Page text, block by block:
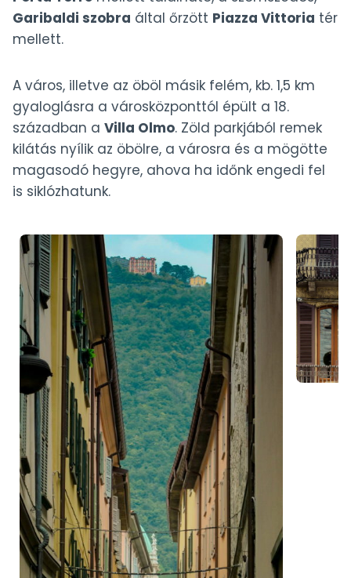
Garibaldi szobra által őrzött Piazza Vittoria tér
mellett.
A város, illetve az öböl másik felém, kb. 1,5 km
gyaloglásra a városközponttól épült a 18.
században a Villa Olmo. Zöld parkjából remek
kilátás nyílik az öbölre, a városra és a mögötte
magasodó hegyre, ahova ha időnk engedi fel
is siklózhatunk.